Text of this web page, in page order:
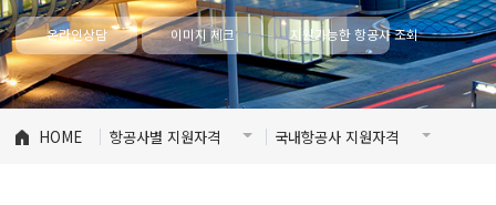
온라인상담 이미지 체크 지원가능한 항공사 조회
HOME 항공사별 지원자격 국내항공사 지원자격